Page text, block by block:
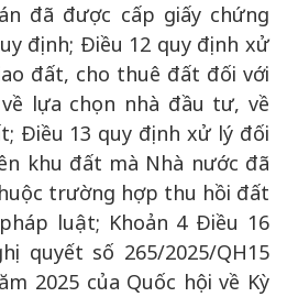
đã được cấp giấy chứng
định; Điều 12 quy định xử
đất, cho thuê đất đối với
lựa chọn nhà đầu tư, về
Điều 13 quy định xử lý đối
khu đất mà Nhà nước đã
trường hợp thu hồi đất
luật; Khoản 4 Điều 16
quyết số 265/2025/QH15
2025 của Quốc hội về Kỳ